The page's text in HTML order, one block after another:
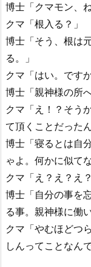
博士「クマモン、
クマ「根入る？」
博士「そう、根は
る。」
クマ「はい。です
博士「親神様の所
クマ「え！？そう
て頂くことだった
博士「寝るとは自
ゃよ。何かに似て
クマ「え？え？え？
博士「自分の事を
る事。親神様に働
クマ「やむほどつ
しんってことなん